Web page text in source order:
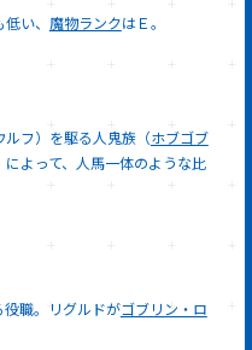
い、 魔物ランクはＥ。
ルフ）を駆る人鬼族（ホブゴブ
によって、人馬一体のような比
職。リグルドがゴブリン・ロ